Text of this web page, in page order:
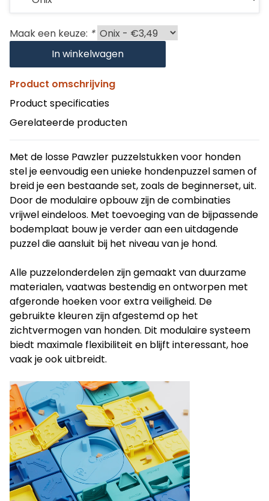
Maak een keuze: *
In winkelwagen
Product omschrijving
Product specificaties
Gerelateerde producten
Met de losse Pawzler puzzelstukken voor honden
stel je eenvoudig een unieke hondenpuzzel samen of
breid je een bestaande set, zoals de beginnerset, uit.
Door de modulaire opbouw zijn de combinaties
vrijwel eindeloos. Met toevoeging van de bijpassende
bodemplaat bouw je verder aan een uitdagende
puzzel die aansluit bij het niveau van je hond.
Alle puzzelonderdelen zijn gemaakt van duurzame
materialen, vaatwas bestendig en ontworpen met
afgeronde hoeken voor extra veiligheid. De
gebruikte kleuren zijn afgestemd op het
zichtvermogen van honden. Dit modulaire systeem
biedt maximale flexibiliteit en blijft interessant, hoe
vaak je ook uitbreidt.